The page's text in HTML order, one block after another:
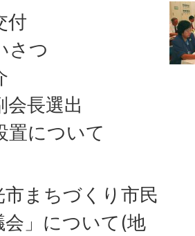
付
さつ
会長選出
置について
市まちづくり市民
会」について(地